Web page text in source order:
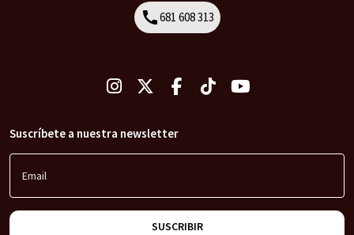
call Call
681 608 313
Suscríbete a nuestra newsletter
Email
SUSCRIBIR